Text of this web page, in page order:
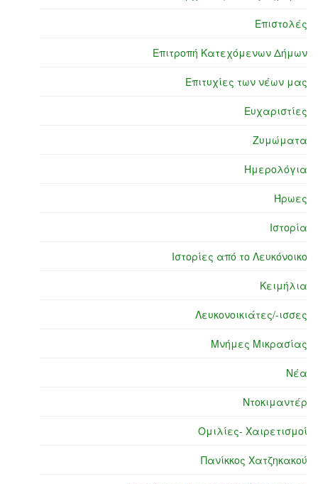
Επιστολές
Επιτροπή Κατεχόμενων Δήμων
Επιτυχίες των νέων μας
Ευχαριστίες
Ζυμώματα
Ημερολόγια
Ήρωες
Ιστορία
Ιστορίες από το Λευκόνοικο
Κειμήλια
Λευκονοικιάτες/-ισσες
Μνήμες Μικρασίας
Νέα
Ντοκιμαντέρ
Ομιλίες- Χαιρετισμοί
Πανίκκος Χατζηκακού